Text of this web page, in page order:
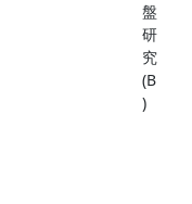
盤
研
究
(B
)